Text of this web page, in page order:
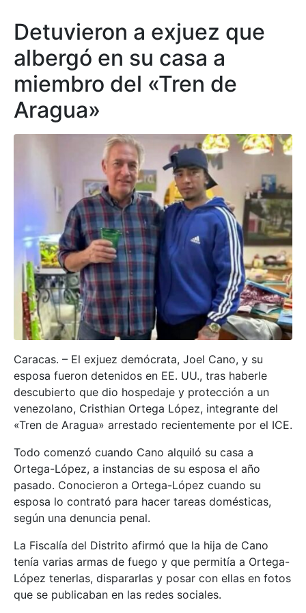
Detuvieron a exjuez que
albergó en su casa a
miembro del «Tren de
Aragua»
Caracas. – El exjuez demócrata, Joel Cano, y su
esposa fueron detenidos en EE. UU., tras haberle
descubierto que dio hospedaje y protección a un
venezolano, Cristhian Ortega López, integrante del
«Tren de Aragua» arrestado recientemente por el ICE.
Todo comenzó cuando Cano alquiló su casa a
Ortega-López, a instancias de su esposa el año
pasado. Conocieron a Ortega-López cuando su
esposa lo contrató para hacer tareas domésticas,
según una denuncia penal.
La Fiscalía del Distrito afirmó que la hija de Cano
tenía varias armas de fuego y que permitía a Ortega-
López tenerlas, dispararlas y posar con ellas en fotos
que se publicaban en las redes sociales.